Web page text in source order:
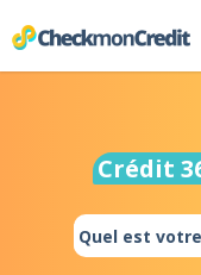
Crédit